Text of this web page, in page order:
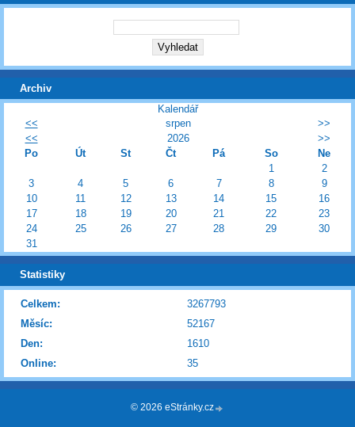
Archiv
Kalendář
<<
srpen
>>
<<
2026
>>
Po
Út St Čt Pá So
Ne
1
2
3
4 5 6 7 8
9
10
11 12 13 14 15
16
17
18 19 20 21 22
23
24
25 26 27 28 29
30
31
Statistiky
Online: 35
Celkem:
3267793
Měsíc:
52167
Den:
1610
© 2026 eStránky.cz